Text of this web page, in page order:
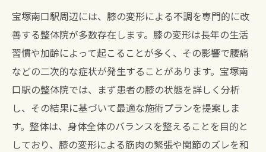
ら解放
宝塚南口駅周辺には、膝の変形による不調を専門的に改
善する整体院が多数存在します。膝の変形は長年の生活
習慣や加齢によって起こることが多く、その影響で腰痛
などの二次的な症状が発生することがあります。宝塚南
口駅の整体院では、まず患者の膝の状態を詳しく分析
し、その結果に基づいて最適な施術プランを提案しま
す。整体は、身体全体のバランスを整えることを目的と
しており、膝の変形による筋肉の緊張や関節のズレを和